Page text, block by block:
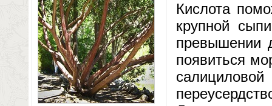
Кислота
крупной
превышении
появиться